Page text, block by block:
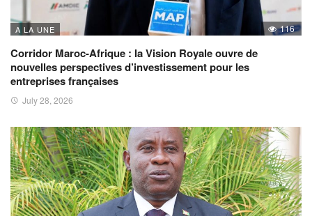
A LA UNE 116
Corridor Maroc-Afrique : la Vision Royale ouvre de
nouvelles perspectives d’investissement pour les
entreprises françaises
July 28, 2026